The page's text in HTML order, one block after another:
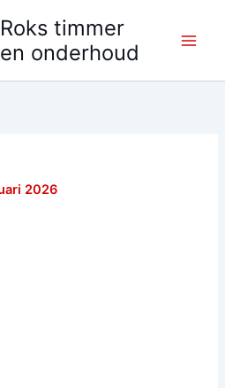
Roks timmer
en onderhoud
2026